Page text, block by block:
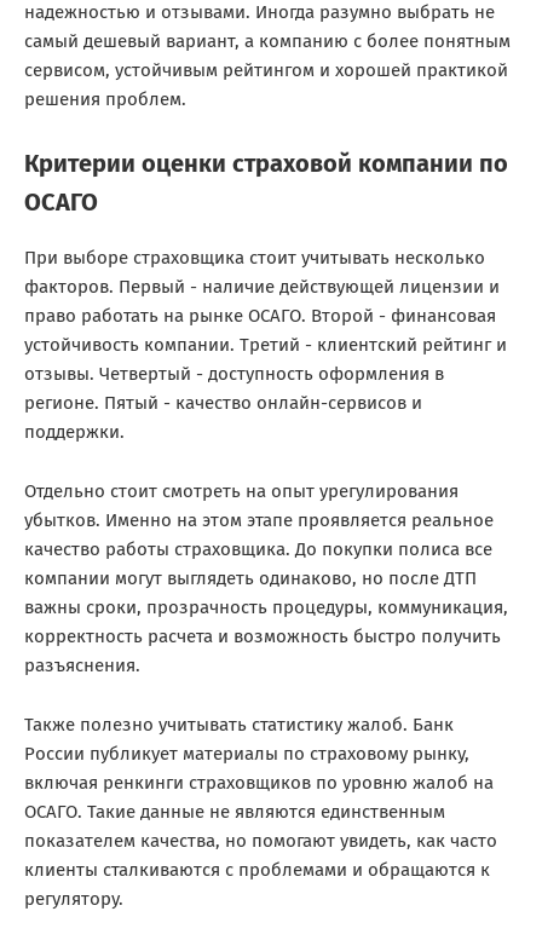
надежностью и отзывами. Иногда разумно выбрать не
самый дешевый вариант, а компанию с более понятным
сервисом, устойчивым рейтингом и хорошей практикой
решения проблем.
Критерии оценки страховой компании по
ОСАГО
При выборе страховщика стоит учитывать несколько
факторов. Первый - наличие действующей лицензии и
право работать на рынке ОСАГО. Второй - финансовая
устойчивость компании. Третий - клиентский рейтинг и
отзывы. Четвертый - доступность оформления в
регионе. Пятый - качество онлайн-сервисов и
поддержки.
Отдельно стоит смотреть на опыт урегулирования
убытков. Именно на этом этапе проявляется реальное
качество работы страховщика. До покупки полиса все
компании могут выглядеть одинаково, но после ДТП
важны сроки, прозрачность процедуры, коммуникация,
корректность расчета и возможность быстро получить
разъяснения.
Также полезно учитывать статистику жалоб. Банк
России публикует материалы по страховому рынку,
включая ренкинги страховщиков по уровню жалоб на
ОСАГО. Такие данные не являются единственным
показателем качества, но помогают увидеть, как часто
клиенты сталкиваются с проблемами и обращаются к
регулятору.